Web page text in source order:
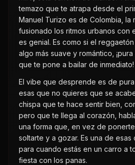
temazo que te atrapa desde el
Manuel Turizo es de Colombia, la
fusionado los ritmos urbanos con
es genial. Es como si el
algo más suave y romántico,
que te pone a bailar de inmediato!
El vibe que desprende es de
esas que no quieres que se
chispa que te hace sentir bien,
pero que te llega al corazón,
una forma que, en vez de
soltarte y a gozar. Es una de
para cuando estás en un carro a
fiesta con los panas.